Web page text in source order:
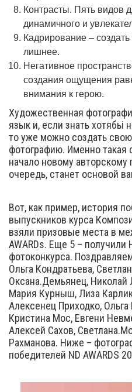
Контрасты. Пять видов
динамичного и
Кадрирование –
лишнее.
Негативное
создания ощущения
внимания к герою.
Художественная
язык и, если знать
то уже можно создать
фотографию. Именно такая
начало новому
очередь, станет основой
Вот, как пример, история
выпускников курса
взяли призовые места в
AWARDs. Еще 5 –
фотоконкурса.
Ольга Кондратьева,
Оксана.Демьянец, Николай
Мария Курныш, Лиза
Алексенец Приходко,
Кристина Мос, Евгени
Алексей Сахов,
Рахманова. Ниже –
победителей ND AWARDS